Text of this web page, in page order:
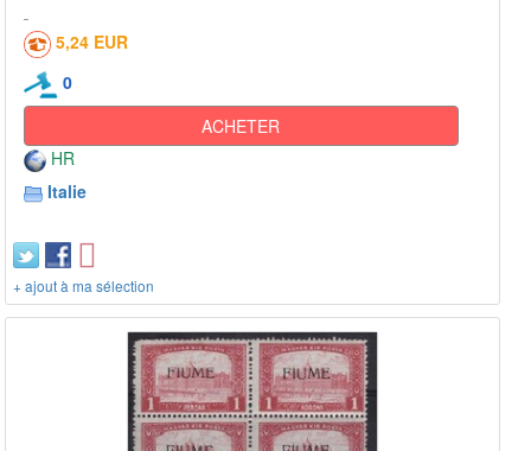
5,24 EUR
0
ACHETER
HR
Italie
+ ajout à ma sélection